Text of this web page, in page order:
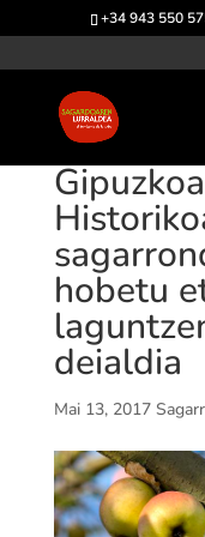
+34 943 550
hobetu
deialdia
Mai 13, 2017